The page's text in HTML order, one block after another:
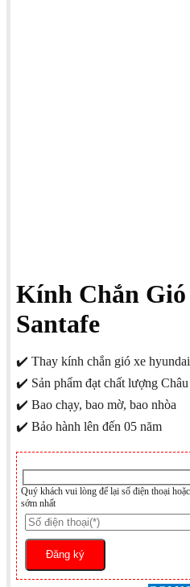
Kính Chắn
Santafe
✔️ Thay kính chắn gió xe hyundai
✔️ Sản phẩm đạt chất lượng
✔️ Bao chạy, bao mờ, bao nhòa
✔️ Bảo hành lên đến 05 năm
Quý khách vui lòng để lại số điện thoại
sớm nhất